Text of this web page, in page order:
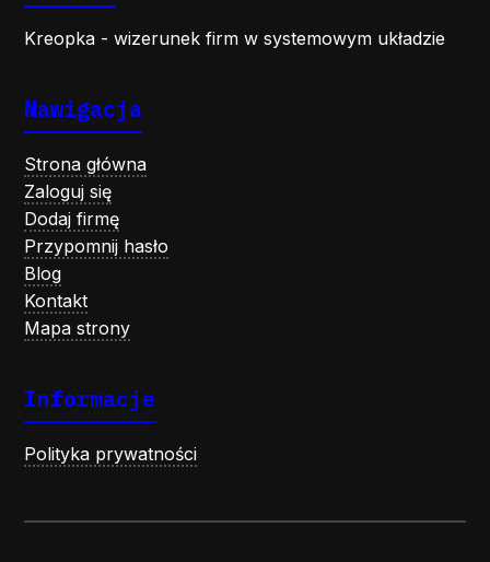
Kreopka - wizerunek firm w systemowym układzie
Nawigacja
Strona główna
Zaloguj się
Dodaj firmę
Przypomnij hasło
Blog
Kontakt
Mapa strony
Informacje
Polityka prywatności